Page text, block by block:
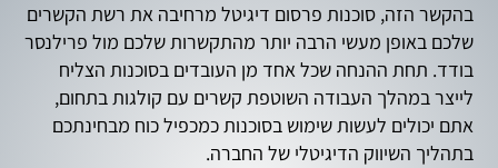
בהקשר הזה, סוכנות פרסום דיגיטל מרחיבה את רשת הקשרים
שלכם באופן מעשי הרבה יותר מהתקשרות שלכם מול פרילנסר
בודד. תחת ההנחה שכל אחד מן העובדים בסוכנות הצליח
לייצר במהלך העבודה השוטפת קשרים עם קולגות בתחום,
אתם יכולים לעשות שימוש בסוכנות כמכפיל כוח מבחינתכם
בתהליך השיווק הדיגיטלי של החברה.